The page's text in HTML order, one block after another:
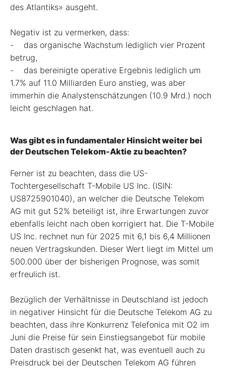
des Atlantiks» ausgeht.
Negativ ist zu vermerken, dass:
- das organische Wachstum lediglich vier Prozent
betrug,
- das bereinigte operative Ergebnis lediglich um
1.7% auf 11.0 Milliarden Euro anstieg, was aber
immerhin die Analystenschätzungen (10.9 Mrd.) noch
leicht geschlagen hat.
Was gibt es in fundamentaler Hinsicht weiter bei
der Deutschen Telekom-Aktie zu beachten?
Ferner ist zu beachten, dass die US-
Tochtergesellschaft T-Mobile US Inc. (ISIN:
US8725901040), an welcher die Deutsche Telekom
AG mit gut 52% beteiligt ist, ihre Erwartungen zuvor
ebenfalls leicht nach oben korrigiert hat. Die T-Mobile
US Inc. rechnet nun für 2025 mit 6,1 bis 6,4 Millionen
neuen Vertragskunden. Dieser Wert liegt im Mittel um
500.000 über der bisherigen Prognose, was somit
erfreulich ist.
Bezüglich der Verhältnisse in Deutschland ist jedoch
in negativer Hinsicht für die Deutsche Telekom AG zu
beachten, dass ihre Konkurrenz Telefonica mit O2 im
Juni die Preise für sein Einstiegsangebot für mobile
Daten drastisch gesenkt hat, was eventuell auch zu
Preisdruck bei der Deutschen Telekom AG führen